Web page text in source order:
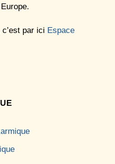
par ici Espace